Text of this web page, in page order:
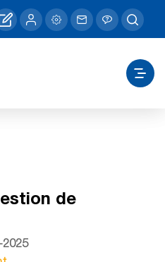
de
2025